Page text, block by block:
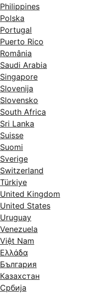
Philippines
Polska
Portugal
Puerto Rico
România
Saudi Arabia
Singapore
Slovenija
Slovensko
South Africa
Sri Lanka
Suisse
Suomi
Sverige
Switzerland
Türkiye
United Kingdom
United States
Uruguay
Venezuela
Việt Nam
Ελλάδα
България
Казахстан
Србија